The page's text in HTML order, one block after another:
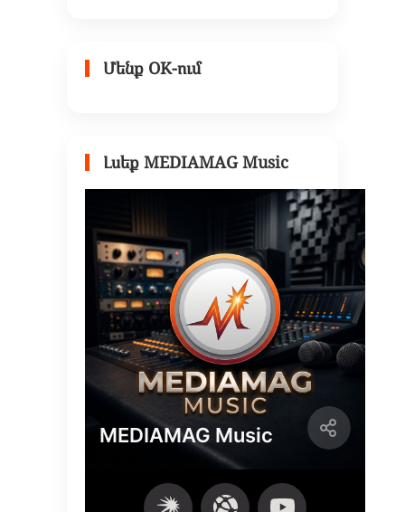
Մենք OK-ում
Լսեք MEDIAMAG Music